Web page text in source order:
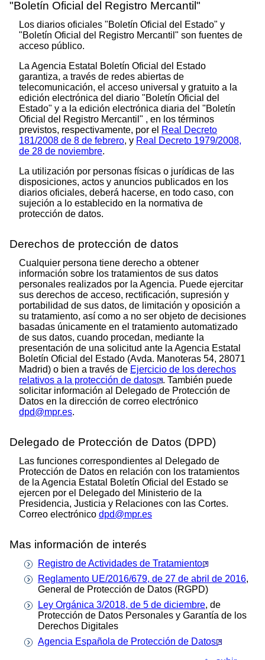
"Boletín Oficial del Registro Mercantil"
Los diarios oficiales "Boletín Oficial del Estado" y
"Boletín Oficial del Registro Mercantil" son fuentes de
acceso público.
La Agencia Estatal Boletín Oficial del Estado
garantiza, a través de redes abiertas de
telecomunicación, el acceso universal y gratuito a la
edición electrónica del diario "Boletín Oficial del
Estado" y a la edición electrónica diaria del "Boletín
Oficial del Registro Mercantil" , en los términos
previstos, respectivamente, por el Real Decreto
181/2008 de 8 de febrero, y Real Decreto 1979/2008,
de 28 de noviembre.
La utilización por personas físicas o jurídicas de las
disposiciones, actos y anuncios publicados en los
diarios oficiales, deberá hacerse, en todo caso, con
sujeción a lo establecido en la normativa de
protección de datos.
Derechos de protección de datos
Cualquier persona tiene derecho a obtener
información sobre los tratamientos de sus datos
personales realizados por la Agencia. Puede ejercitar
sus derechos de acceso, rectificación, supresión y
portabilidad de sus datos, de limitación y oposición a
su tratamiento, así como a no ser objeto de decisiones
basadas únicamente en el tratamiento automatizado
de sus datos, cuando procedan, mediante la
presentación de una solicitud ante la Agencia Estatal
Boletín Oficial del Estado (Avda. Manoteras 54, 28071
Madrid) o bien a través de Ejercicio de los derechos
relativos a la protección de datos . También puede
solicitar información al Delegado de Protección de
Datos en la dirección de correo electrónico
dpd@mpr.es.
Delegado de Protección de Datos (DPD)
Las funciones correspondientes al Delegado de
Protección de Datos en relación con los tratamientos
de la Agencia Estatal Boletín Oficial del Estado se
ejercen por el Delegado del Ministerio de la
Presidencia, Justicia y Relaciones con las Cortes.
Correo electrónico dpd@mpr.es
Mas información de interés
Registro de Actividades de Tratamiento
Reglamento UE/2016/679, de 27 de abril de 2016,
General de Protección de Datos (RGPD)
Ley Orgánica 3/2018, de 5 de diciembre, de
Protección de Datos Personales y Garantía de los
Derechos Digitales
Agencia Española de Protección de Datos